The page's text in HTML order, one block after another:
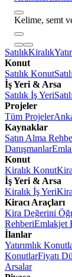
Kelime, semt
SatılıkKiralık
Konut
Satılık Konut
İş Yeri & Arsa
Satılık İş Yeri
Projeler
Tüm Projeler
Kaynaklar
Satın Alma
Danışmanlar
Konut
Kiralık Konut
İş Yeri & Arsa
Kiralık İş Yeri
Kiracı Araçları
Kira Değerini
RehberiEmlakjet
İlanlar
Yatırımlık
KonutlarFiyatı
Arsalar